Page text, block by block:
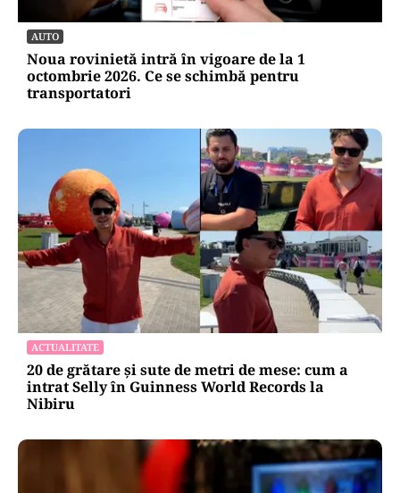
Bolojan acuză PSD și AUR. PNL vrea premier
tehnocrat: „Au lăsat România în faza finală de
absorbţie a PNRR”
AUTO
Noua rovinietă intră în vigoare de la 1
octombrie 2026. Ce se schimbă pentru
transportatori